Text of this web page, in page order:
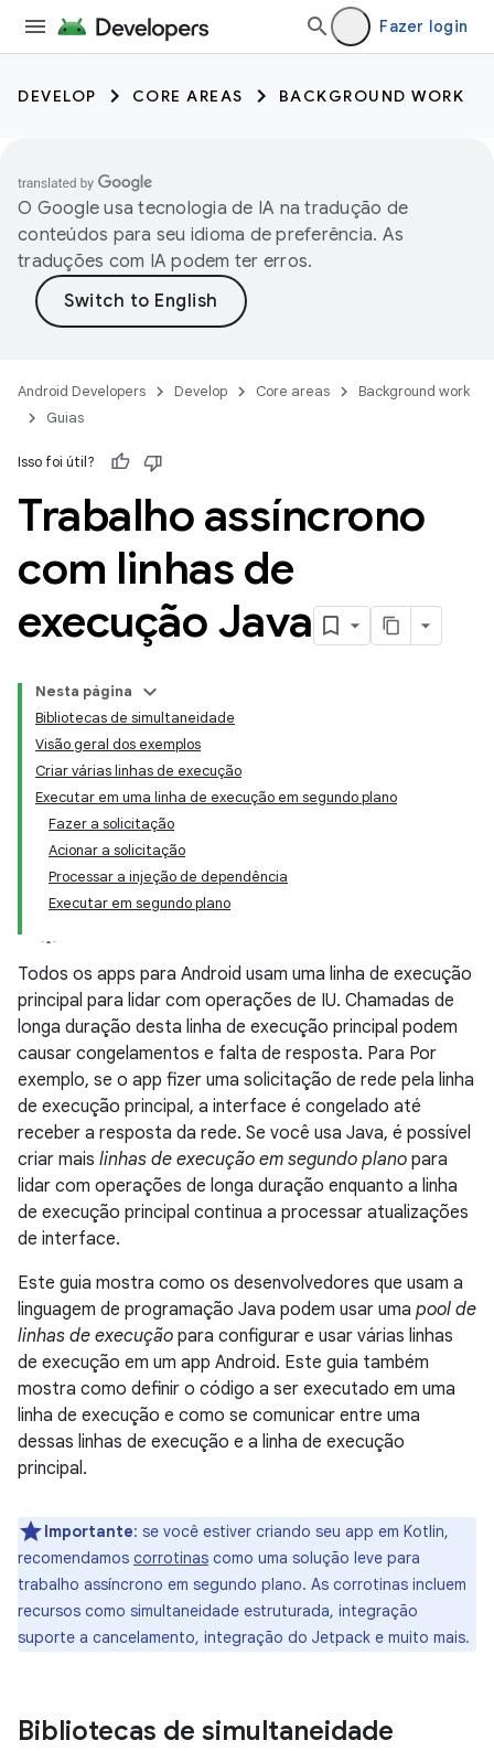
Fazer login
DEVELOP CORE AREAS BACKGROUND WORK
O Google usa tecnologia de IA na tradução de
conteúdos para seu idioma de preferência. As
traduções com IA podem ter erros.
Android Developers Develop Core areas
Background work
Guias
Isso foi útil?
Trabalho assíncrono
com linhas de
execução Java
Nesta página
Bibliotecas de simultaneidade
Visão geral dos exemplos
Criar várias linhas de execução
Executar em uma linha de execução em segundo plano
Fazer a solicitação
Acionar a solicitação
Processar a injeção de dependência
Executar em segundo plano
Todos os apps para Android usam uma linha de execução
principal para lidar com operações de IU. Chamadas de
longa duração desta linha de execução principal podem
causar congelamentos e falta de resposta. Para Por
exemplo, se o app fizer uma solicitação de rede pela linha
de execução principal, a interface é congelado até
receber a resposta da rede. Se você usa Java, é possível
criar mais linhas de execução em segundo plano para
lidar com operações de longa duração enquanto a linha
de execução principal continua a processar atualizações
de interface.
Este guia mostra como os desenvolvedores que usam a
linguagem de programação Java podem usar uma pool de
linhas de execução para configurar e usar várias linhas
de execução em um app Android. Este guia também
mostra como definir o código a ser executado em uma
linha de execução e como se comunicar entre uma
dessas linhas de execução e a linha de execução
principal.
Importante: se você estiver criando seu app em Kotlin,
recomendamos corrotinas como uma solução leve para
trabalho assíncrono em segundo plano. As corrotinas incluem
recursos como simultaneidade estruturada, integração
suporte a cancelamento, integração do Jetpack e muito mais.
Bibliotecas de simultaneidade